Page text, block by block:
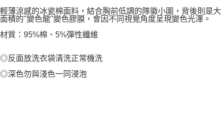
輕薄涼感的冰瓷棉面料，結合胸前低調的隊徽小圖，背後則是大
面積的"變色龍"變色膠膜，會因不同視覺角度呈現變色光澤。
材質：95%棉、5%彈性纖維
◎反面放洗衣袋清洗正常機洗
◎深色勿與淺色一同浸泡